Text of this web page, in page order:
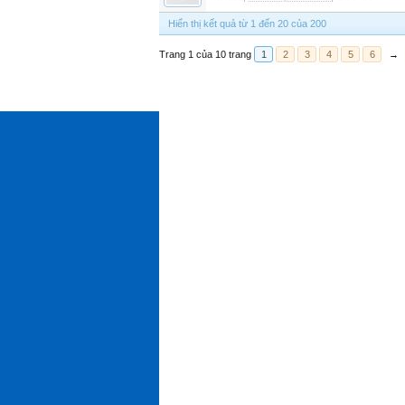
Hiển thị kết quả từ 1 đến 20 của 200
Trang 1 của 10 trang 1 2 3 4 5 6 →